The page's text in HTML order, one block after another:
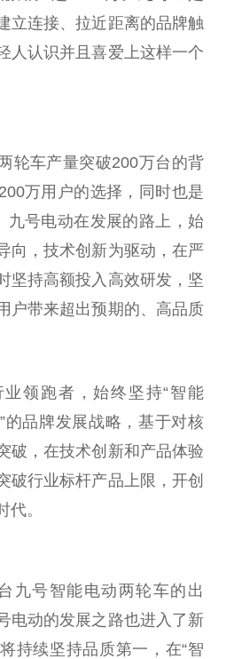
立连接、拉近距离的品牌触
人认识并且喜爱上这样一个
轮车产量突破200万台的背
万用户的选择，同时也是
九号电动在发展的路上，始
向，技术创新为驱动，在严
坚持高额投入高效研发，坚
户带来超出预期的、高品质
领跑者，始终坚持“智能
的品牌发展战略，基于对核
破，在技术创新和产品体验
破行业标杆产品上限，开创
。
九号智能电动两轮车的出
电动的发展之路也进入了新
持续坚持品质第一，在“智